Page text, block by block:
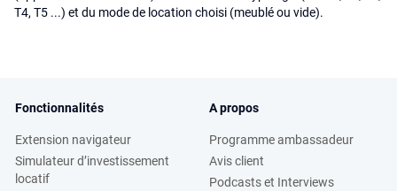
T4, T5 ...) et du mode de location choisi (meublé ou vide).
Fonctionnalités
Extension navigateur
Simulateur d’investissement
locatif
A propos
Programme ambassadeur
Avis client
Podcasts et Interviews